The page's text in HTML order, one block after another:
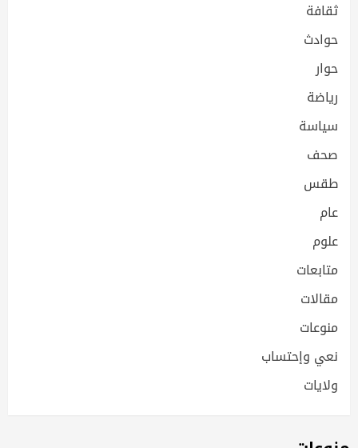
ثقافة
حوادث
حوار
رياضة
سياسة
صحف
طقس
عام
علوم
متابعات
مقالات
منوعات
نعي وإحتساب
ولايات